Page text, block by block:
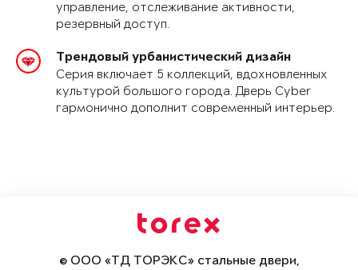
управление, отслеживание активности,
резервный доступ.
Трендовый урбанистический дизайн
Серия включает 5 коллекций, вдохновленных
культурой большого города. Дверь Cyber
гармонично дополнит современный интерьер.
© ООО «ТД ТОРЭКС» стальные двери,